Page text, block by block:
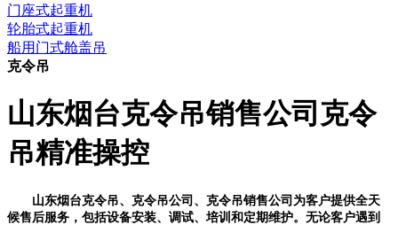
门座式起重机
轮胎式起重机
船用门式舱盖吊
克令吊
山东烟台克令吊销售公司克令
吊精准操控
山东烟台克令吊、克令吊公司、克令吊销售公司为客户提供全天
候售后服务，包括设备安装、调试、培训和定期维护。无论客户遇到